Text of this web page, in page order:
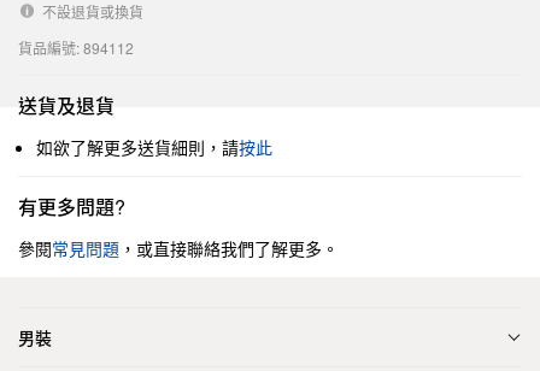
不設退貨或換貨
貨品編號: 894112
送貨及退貨
如欲了解更多送貨細則，請按此
有更多問題?
參閱常見問題 ，或直接聯絡我們了解更多。
男裝